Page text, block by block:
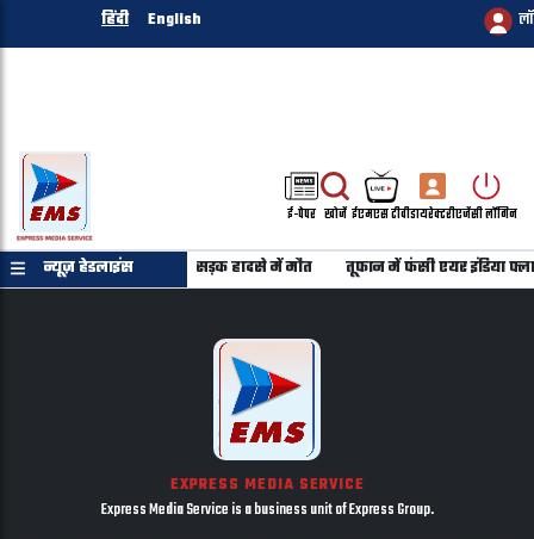
हिंदी English
ई-पेपर खोजें ईएमएस टीवीडायरेक्टरीएजेंसी लॉगिन
न्यूज़ हेडलाइंस
गुजरात लौट रहे 6 युवकों की सड़क हादसे में मौत तूफान में फंसी एयर इंडिया
EXPRESS MEDIA SERVICE
Express Media Service is a business unit of Express Group.